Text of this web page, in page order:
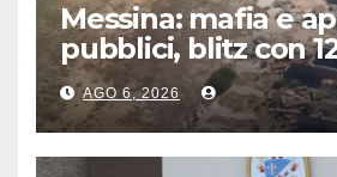
Messina: mafia e
pubblici, blitz con
cautelari
AGO 6, 2026